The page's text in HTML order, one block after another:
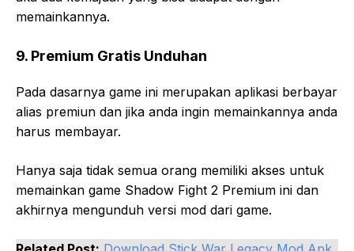
memainkannya.
9. Premium Gratis Unduhan
Pada dasarnya game ini merupakan aplikasi berbayar
alias premiun dan jika anda ingin memainkannya anda
harus membayar.
Hanya saja tidak semua orang memiliki akses untuk
memainkan game Shadow Fight 2 Premium ini dan
akhirnya mengunduh versi mod dari game.